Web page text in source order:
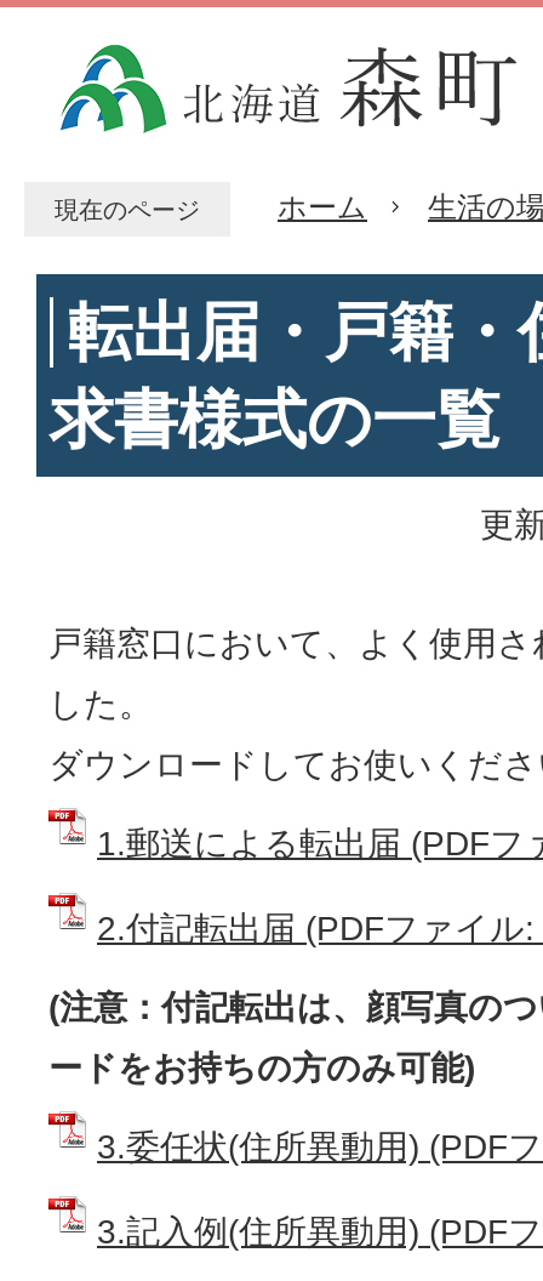
現在のページ ホーム 生活の
転出届・戸籍・
求書様式の一覧
更
戸籍窓口において、よく使用
した。
ダウンロードしてお使いくだ
1.郵送による転出届 (PDFフ
2.付記転出届 (PDFファイル
(注意：付記転出は、顔写真の
ードをお持ちの方のみ可能)
3.委任状(住所異動用) (PDF
3.記入例(住所異動用) (PDF